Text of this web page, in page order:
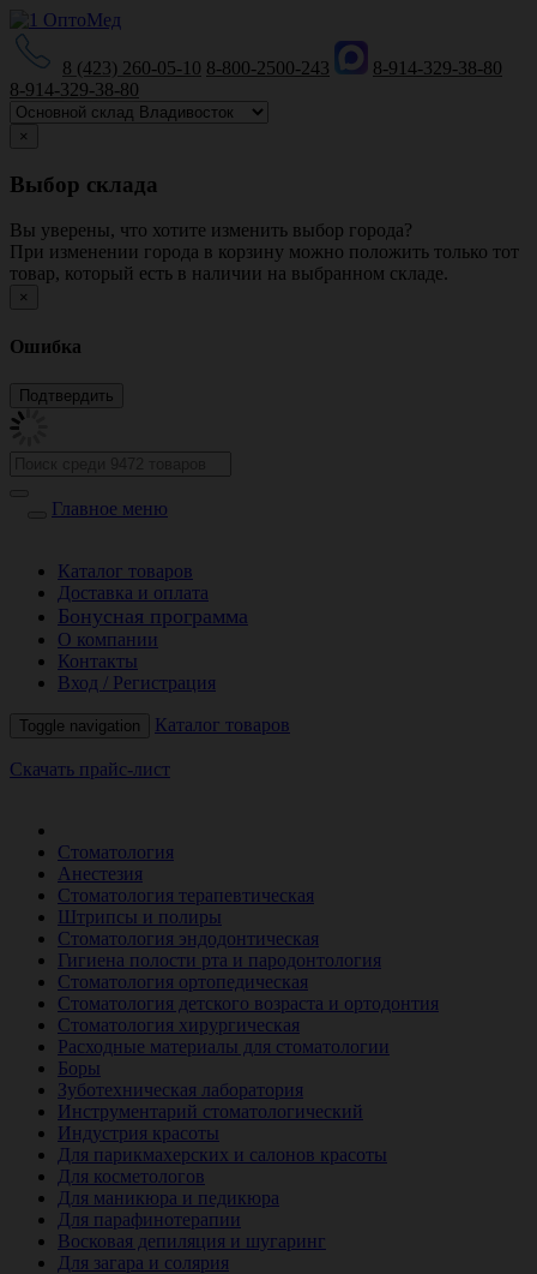
8 (423) 260-05-10 8-800-2500-243
8-914-329-38-80
8-914-329-38-80
×
Выбор склада
Вы уверены, что хотите изменить выбор города?
При изменении города в корзину можно положить только тот
товар, который есть в наличии на выбранном складе.
×
Ошибка
Главное меню
Каталог товаров
Доставка и оплата
Бонусная программа
О компании
Контакты
Вход / Регистрация
Toggle navigation Каталог товаров
Скачать прайс-лист
Стоматология
Анестезия
Стоматология терапевтическая
Штрипсы и полиры
Стоматология эндодонтическая
Гигиена полости рта и пародонтология
Стоматология ортопедическая
Стоматология детского возраста и ортодонтия
Стоматология хирургическая
Расходные материалы для стоматологии
Боры
Зуботехническая лаборатория
Инструментарий стоматологический
Индустрия красоты
Для парикмахерских и салонов красоты
Для косметологов
Для маникюра и педикюра
Для парафинотерапии
Восковая депиляция и шугаринг
Для загара и солярия